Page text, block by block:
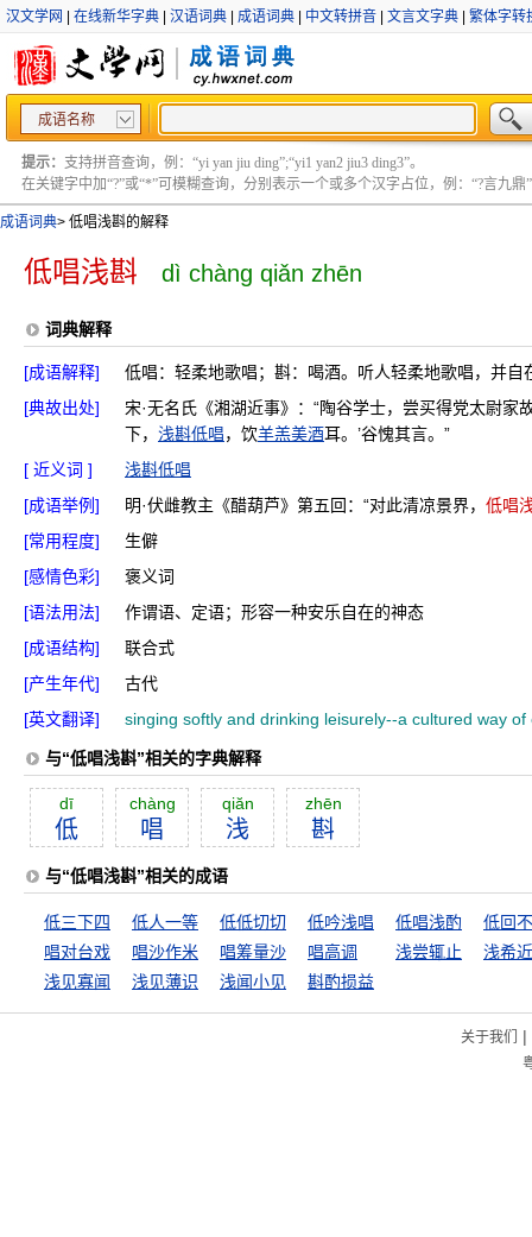
汉文学网 在线新华字典 汉语词典 成语词典 中文转拼音 文言文字典 繁体字转
成语名称
提示： 支持拼音查询，例：“yi yan jiu ding”;“yi1 yan2 jiu3 ding3”。
在关键字中加“?”或“*”可模糊查询，分别表示一个或多个汉字占位，例：“?言九鼎”
成语词典> 低唱浅斟的解释
低唱浅斟 dì chàng qiǎn zhēn
词典解释
[成语解释]
低唱：轻柔地歌唱；斟：喝酒。听人轻柔地歌唱，并
[典故出处]
宋·无名氏《湘湖近事》：“陶谷学士，尝买得党太尉
下， 浅斟低唱，饮羊羔美酒耳。’谷愧其言。”
[ 近义词 ]
浅斟低唱
[成语举例]
明·伏雌教主《醋葫芦》第五回：“对此清凉景界， 低唱
[常用程度]
生僻
[感情色彩]
褒义词
[语法用法]
作谓语、定语；形容一种安乐自在的神态
[成语结构]
联合式
[产生年代]
古代
[英文翻译]
singing softly and drinking leisurely--a cultured way of
与“低唱浅斟”相关的字典解释
dī
低
chàng
唱
qiăn
浅
zhēn
斟
与“低唱浅斟”相关的成语
低三下四 低人一等 低低切切 低吟浅唱 低唱浅酌
低回
唱对台戏
唱沙作米 唱筹量沙 唱高调 浅尝辄止
浅希
浅见寡闻
浅见薄识 浅闻小见 斟酌损益
关于我们 |